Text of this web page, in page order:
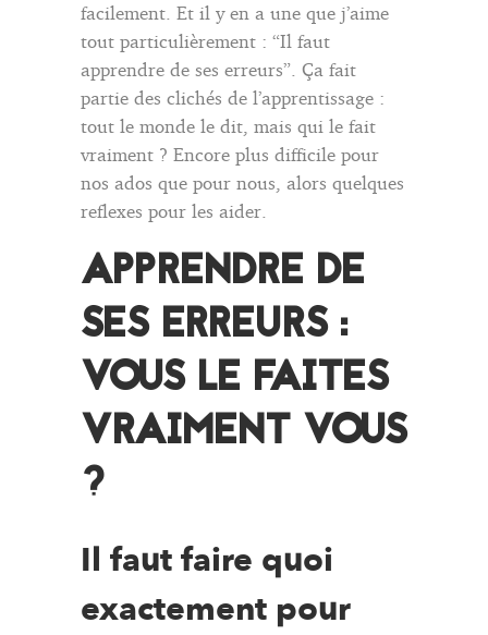
facilement. Et il y en a une que j’aime
tout particulièrement : “Il faut
apprendre de ses erreurs”. Ça fait
partie des clichés de l’apprentissage :
tout le monde le dit, mais qui le fait
vraiment ? Encore plus difficile pour
nos ados que pour nous, alors quelques
reflexes pour les aider.
APPRENDRE DE
SES ERREURS :
VOUS LE FAITES
VRAIMENT VOUS
?
Il faut faire quoi
exactement pour